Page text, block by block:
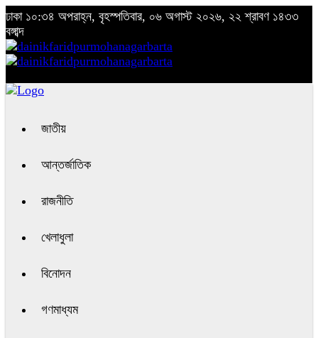
ঢাকা ১০:৩৪ অপরাহ্ন, বৃহস্পতিবার, ০৬ অগাস্ট ২০২৬, ২২ শ্রাবণ ১৪৩৩
বঙ্গাব্দ
জাতীয়
আন্তর্জাতিক
রাজনীতি
খেলাধুলা
বিনোদন
গণমাধ্যম